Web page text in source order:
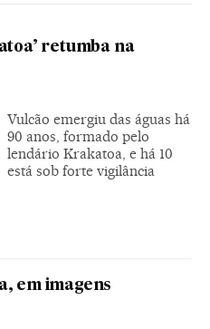
retumba na
Vulcão emergiu das águas há
90 anos, formado pelo
lendário Krakatoa, e há 10
está sob forte vigilância
em imagens